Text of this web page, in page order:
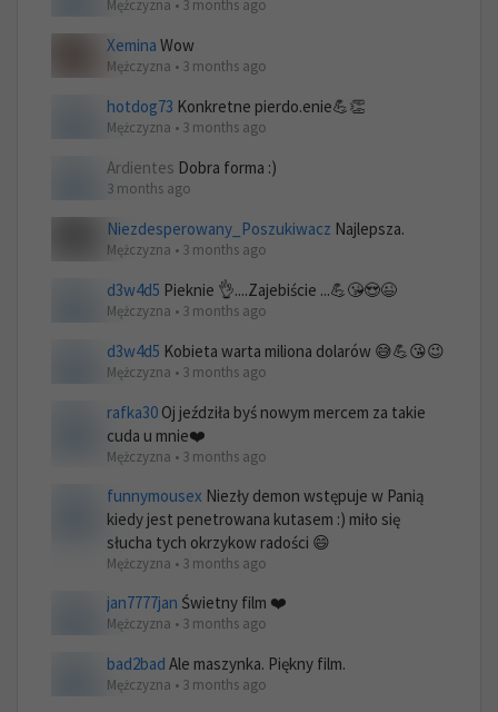
Mężczyzna • 3 months ago
Xemina Wow
Mężczyzna • 3 months ago
hotdog73 Konkretne pierdo.enie💪👏
Mężczyzna • 3 months ago
Ardientes Dobra forma :)
3 months ago
Niezdesperowany_Poszukiwacz Najlepsza.
Mężczyzna • 3 months ago
d3w4d5 Pieknie 👌....Zajebiście ...💪😘😍😉
Mężczyzna • 3 months ago
d3w4d5 Kobieta warta miliona dolarów 😅💪😘😉
Mężczyzna • 3 months ago
rafka30 Oj jeździła byś nowym mercem za takie
cuda u mnie❤️
Mężczyzna • 3 months ago
funnymousex Niezły demon wstępuje w Panią
kiedy jest penetrowana kutasem :) miło się
słucha tych okrzykow radości 😄
Mężczyzna • 3 months ago
jan7777jan Świetny film ❤️
Mężczyzna • 3 months ago
bad2bad Ale maszynka. Piękny film.
Mężczyzna • 3 months ago